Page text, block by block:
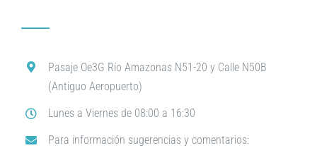
Pasaje Oe3G Río Amazonas N51-20 y Calle N50B
(Antiguo Aeropuerto)
Lunes a Viernes de 08:00 a 16:30
Para información sugerencias y comentarios: